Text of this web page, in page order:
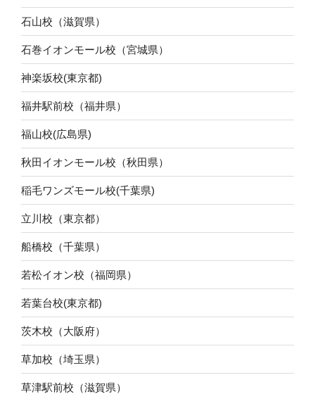
石山校（滋賀県）
石巻イオンモール校（宮城県）
神楽坂校(東京都)
福井駅前校（福井県）
福山校(広島県)
秋田イオンモール校（秋田県）
稲毛ワンズモール校(千葉県)
立川校（東京都）
船橋校（千葉県）
若松イオン校（福岡県）
若葉台校(東京都)
茨木校（大阪府）
草加校（埼玉県）
草津駅前校（滋賀県）